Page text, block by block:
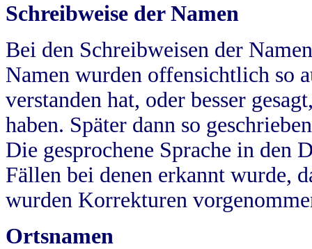
Schreibweise der Namen
Bei den Schreibweisen der
Namen wurden offensichtlich so
verstanden hat, oder besser
haben. Später dann so
Die gesprochene Sprache in
Fällen bei denen erkannt wurde,
wurden Korrekturen
Ortsnamen